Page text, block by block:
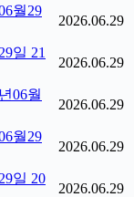
월29
2026.06.29
일 21
2026.06.29
06월
2026.06.29
월29
2026.06.29
일 20
2026.06.29